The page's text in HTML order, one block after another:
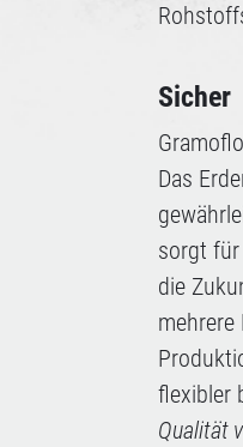
Sicher
Das
sorgt
die
flexibler
Qualität